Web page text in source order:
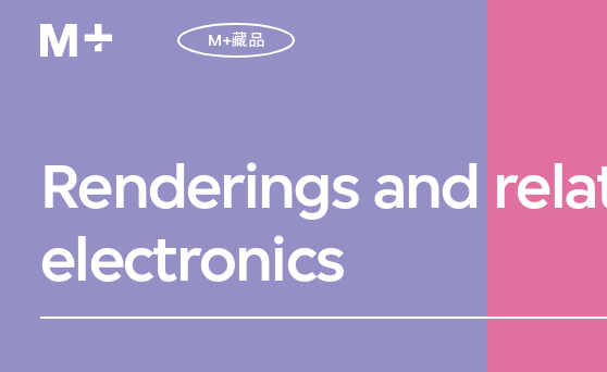
M+藏品
Renderings and
electronics